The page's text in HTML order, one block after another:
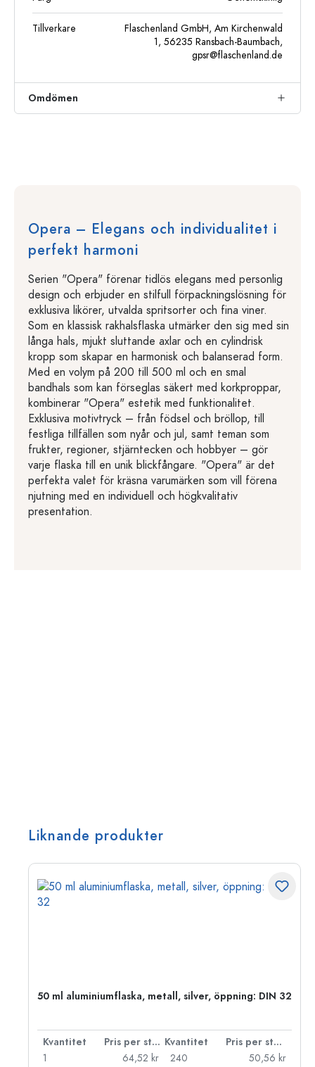
Tillverkare
Flaschenland GmbH, Am Kirchenwald
1, 56235 Ransbach-Baumbach,
gpsr@flaschenland.de
Omdömen
Opera – Elegans och individualitet i
perfekt harmoni
Serien "Opera" förenar tidlös elegans med personlig
design och erbjuder en stilfull förpackningslösning för
exklusiva likörer, utvalda spritsorter och fina viner.
Som en klassisk rakhalsflaska utmärker den sig med sin
långa hals, mjukt sluttande axlar och en cylindrisk
kropp som skapar en harmonisk och balanserad form.
Med en volym på 200 till 500 ml och en smal
bandhals som kan förseglas säkert med korkproppar,
kombinerar "Opera" estetik med funktionalitet.
Exklusiva motivtryck – från födsel och bröllop, till
festliga tillfällen som nyår och jul, samt teman som
frukter, regioner, stjärntecken och hobbyer – gör
varje flaska till en unik blickfångare. "Opera" är det
perfekta valet för kräsna varumärken som vill förena
njutning med en individuell och högkvalitativ
presentation.
Liknande produkter
50 ml aluminiumflaska, metall, silver, öppning: DIN 32
Kvantitet Pris per styck Kvantitet
Pris per styck
1
64,52 kr
240
50,56 kr